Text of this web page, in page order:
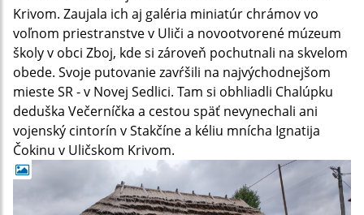
Krivom. Zaujala ich aj galéria miniatúr chrámov vo
voľnom priestranstve v Uliči a novootvorené múzeum
školy v obci Zboj, kde si zároveň pochutnali na skvelom
obede. Svoje putovanie zavŕšili na najvýchodnejšom
mieste SR - v Novej Sedlici. Tam si obhliadli Chalúpku
deduška Večerníčka a cestou späť nevynechali ani
vojenský cintorín v Stakčíne a kéliu mnícha Ignatija
Čokinu v Uličskom Krivom.